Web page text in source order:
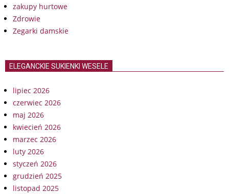
zakupy hurtowe
Zdrowie
Zegarki damskie
ELEGANCKIE SUKIENKI WESELE
lipiec 2026
czerwiec 2026
maj 2026
kwiecień 2026
marzec 2026
luty 2026
styczeń 2026
grudzień 2025
listopad 2025